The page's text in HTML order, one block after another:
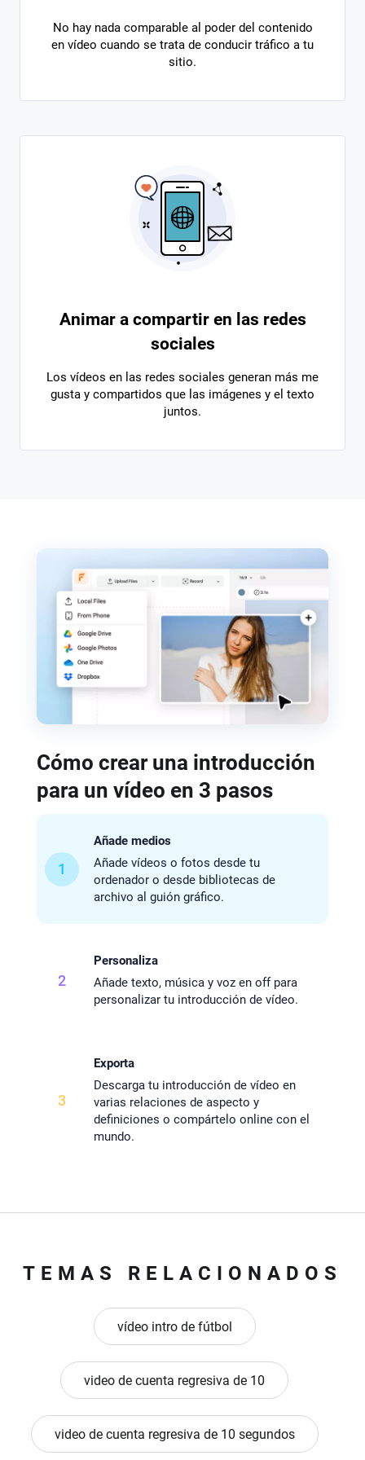
No hay nada comparable al poder del contenido
en vídeo cuando se trata de conducir tráfico a tu
sitio.
Animar a compartir en las redes
sociales
Los vídeos en las redes sociales generan más me
gusta y compartidos que las imágenes y el texto
juntos.
Cómo crear una introducción
para un vídeo en 3 pasos
1
Añade medios
Añade vídeos o fotos desde tu
ordenador o desde bibliotecas de
archivo al guión gráfico.
2
Personaliza
Añade texto, música y voz en off para
personalizar tu introducción de vídeo.
3
Exporta
Descarga tu introducción de vídeo en
varias relaciones de aspecto y
definiciones o compártelo online con el
mundo.
TEMAS RELACIONADOS
vídeo intro de fútbol
video de cuenta regresiva de 10
video de cuenta regresiva de 10 segundos